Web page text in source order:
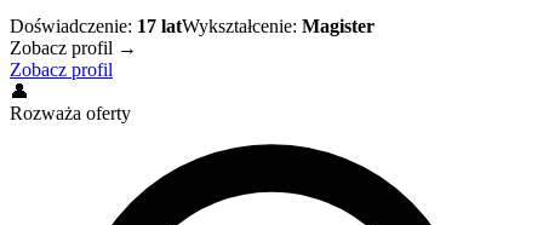
Doświadczenie: 17 latWykształcenie: Magister
Zobacz profil →
Zobacz profil
👤
Rozważa oferty